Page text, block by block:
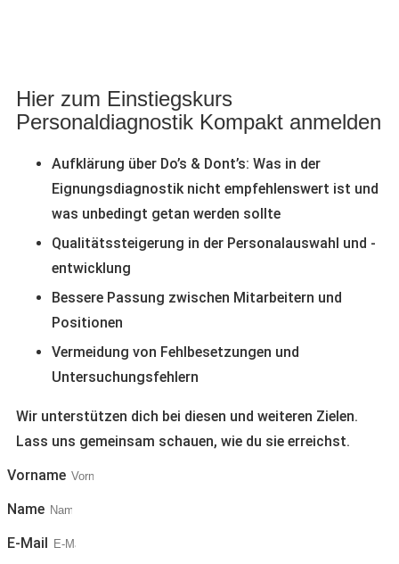
Hier zum Einstiegskurs
Personaldiagnostik Kompakt anmelden
Aufklärung über Do’s & Dont’s: Was in der
Eignungsdiagnostik nicht empfehlenswert ist und
was unbedingt getan werden sollte
Qualitätssteigerung in der Personalauswahl und -
entwicklung
Bessere Passung zwischen Mitarbeitern und
Positionen
Vermeidung von Fehlbesetzungen und
Untersuchungsfehlern
Wir unterstützen dich bei diesen und weiteren Zielen.
Lass uns gemeinsam schauen, wie du sie erreichst.
Vorname
Name
E-Mail